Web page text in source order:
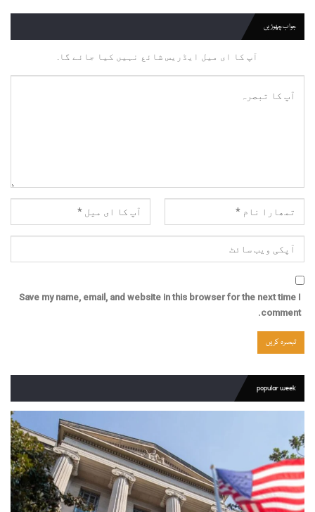
جواب چھوڑیں
آپ کا ای میل ایڈریس شائع نہیں کیا جائے گا.
Save my name, email, and website in this browser for the next time I
comment.
popular week